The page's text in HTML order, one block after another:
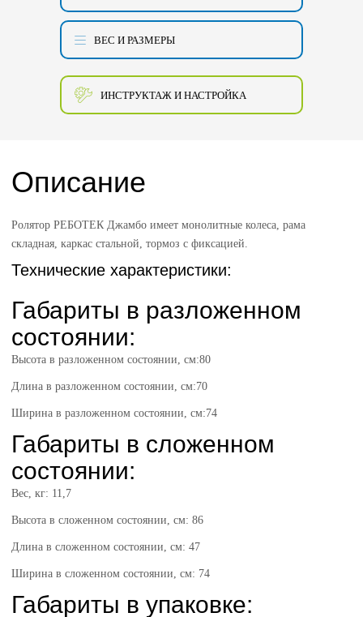
ВЕС И РАЗМЕРЫ
ИНСТРУКТАЖ И НАСТРОЙКА
Описание
Ролятор РЕБОТЕК Джамбо имеет монолитные колеса, рама
складная, каркас стальной, тормоз с фиксацией.
Технические характеристики:
Габариты в разложенном
состоянии:
Высота в разложенном состоянии, см:80
Длина в разложенном состоянии, см:70
Ширина в разложенном состоянии, см:74
Габариты в сложенном
состоянии:
Вес, кг: 11,7
Высота в сложенном состоянии, см: 86
Длина в сложенном состоянии, см: 47
Ширина в сложенном состоянии, см: 74
Габариты в упаковке: